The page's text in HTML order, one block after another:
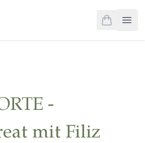
items in cart,
-
mit Filiz